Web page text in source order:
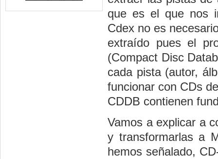
que es el que nos
Cdex no es
extraído pues el
(Compact Disc
cada pista (autor,
funcionar con CDs
CDDB contienen
Vamos a explicar a
y transformarlas a
hemos señalado,